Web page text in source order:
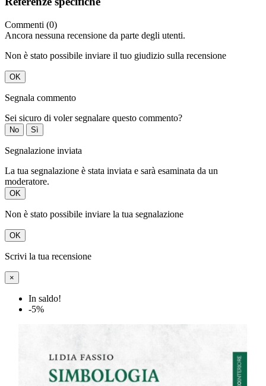
Commenti (0)
Ancora nessuna recensione da parte degli utenti.
Non è stato possibile inviare il tuo giudizio sulla recensione
OK
Segnala commento
Sei sicuro di voler segnalare questo commento?
No Sì
Segnalazione inviata
La tua segnalazione è stata inviata e sarà esaminata da un
moderatore.
OK
Non è stato possibile inviare la tua segnalazione
OK
Scrivi la tua recensione
×
In saldo!
-5%